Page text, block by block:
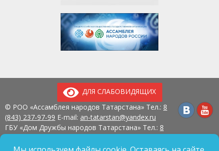
ДЛЯ СЛАБОВИДЯЩИХ
© РОО «Ассамблея народов Татарстана» Тел.: 8
(843) 237-97-99 E-mail: an-tatarstan@yandex.ru
ГБУ «Дом Дружбы народов Татарстана» Тел.: 8
420107, г. Казань, ул. Павлюхина, д. 57